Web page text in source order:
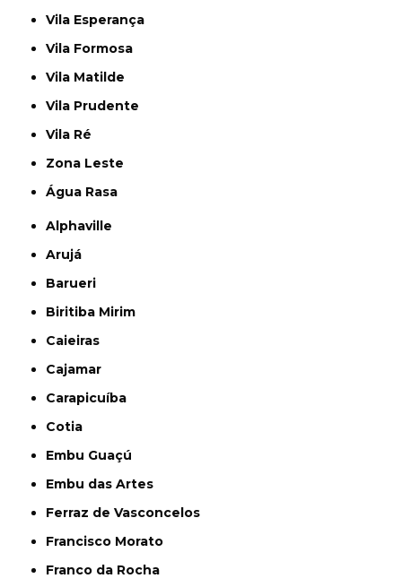
Vila Esperança
Vila Formosa
Vila Matilde
Vila Prudente
Vila Ré
Zona Leste
Água Rasa
Alphaville
Arujá
Barueri
Biritiba Mirim
Caieiras
Cajamar
Carapicuíba
Cotia
Embu Guaçú
Embu das Artes
Ferraz de Vasconcelos
Francisco Morato
Franco da Rocha